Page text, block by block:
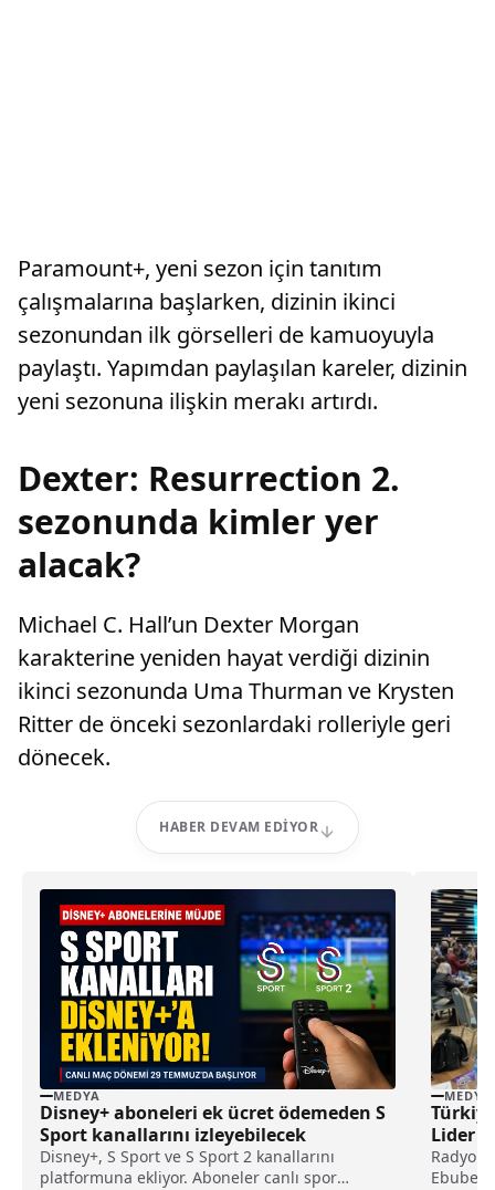
Paramount+, yeni sezon için tanıtım
çalışmalarına başlarken, dizinin ikinci
sezonundan ilk görselleri de kamuoyuyla
paylaştı. Yapımdan paylaşılan kareler, dizinin
yeni sezonuna ilişkin merakı artırdı.
Dexter: Resurrection 2.
sezonunda kimler yer
alacak?
Michael C. Hall’un Dexter Morgan
karakterine yeniden hayat verdiği dizinin
ikinci sezonunda Uma Thurman ve Krysten
Ritter de önceki sezonlardaki rolleriyle geri
dönecek.
HABER DEVAM EDIYOR
MEDYA
Disney+ aboneleri ek ücret ödemeden S
Sport kanallarını izleyebilecek
Disney+, S Sport ve S Sport 2 kanallarını
platformuna ekliyor. Aboneler canlı spor
MEDYA
Lider
Radyo